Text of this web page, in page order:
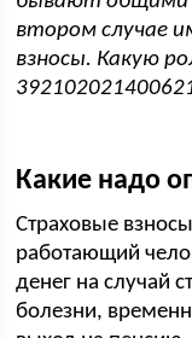
втором случае
взносы. Какую
Какие надо
Страховые
работающий
денег на случай
болезни,